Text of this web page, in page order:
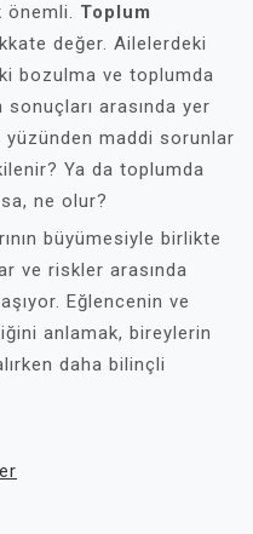
önemli. Toplum
değer. Ailelerdeki
bozulma ve toplumda
sonuçları arasında yer
maddi sorunlar
Ya da toplumda
ne olur?
büyümesiyle birlikte
ve riskler arasında
Eğlencenin ve
anlamak, bireylerin
daha bilinçli